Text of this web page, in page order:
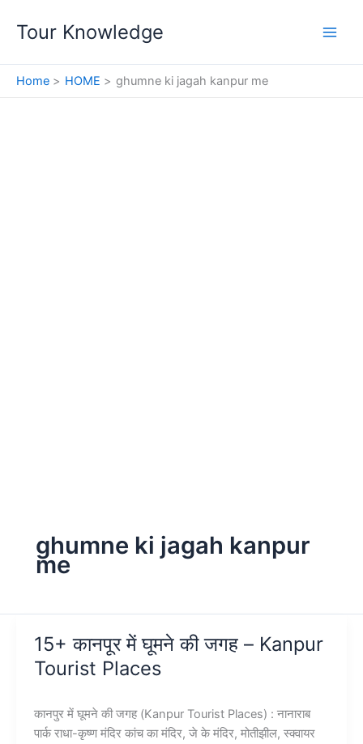
Tour Knowledge
Home HOME ghumne ki jagah kanpur me
ghumne ki jagah kanpur
me
15+ कानपूर में घूमने की जगह – Kanpur
Tourist Places
कानपुर में घूमने की जगह (Kanpur Tourist Places) : नानाराब
पार्क राधा-कृष्ण मंदिर कांच का मंदिर, जे के मंदिर, मोतीझील, स्क्वायर